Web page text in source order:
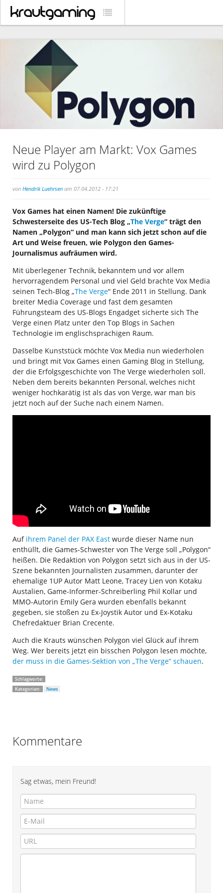
Neue Player am Markt: Vox Games
wird zu Polygon
von Hendrik Luehrsen am 07.04.2012 - 17:21
Vox Games hat einen Namen! Die zukünftige
Schwesterseite des US-Tech Blog „The Verge“ trägt den
Namen „Polygon“ und man kann sich jetzt schon auf die
Art und Weise freuen, wie Polygon den Games-
Journalismus aufräumen wird.
Mit überlegener Technik, bekanntem und vor allem
hervorragendem Personal und viel Geld brachte Vox Media
seinen Tech-Blog „The Verge“ Ende 2011 in Stellung. Dank
breiter Media Coverage und fast dem gesamten
Führungsteam des US-Blogs Engadget sicherte sich The
Verge einen Platz unter den Top Blogs in Sachen
Technologie im englischsprachigen Raum.
Dasselbe Kunststück möchte Vox Media nun wiederholen
und bringt mit Vox Games einen Gaming Blog in Stellung,
der die Erfolgsgeschichte von The Verge wiederholen soll.
Neben dem bereits bekannten Personal, welches nicht
weniger hochkarätig ist als das von Verge, war man bis
jetzt noch auf der Suche nach einem Namen.
Auf ihrem Panel der PAX East wurde dieser Name nun
enthüllt, die Games-Schwester von The Verge soll „Polygon“
heißen. Die Redaktion von Polygon setzt sich aus in der US-
Szene bekannten Journalisten zusammen, darunter der
ehemalige 1UP Autor Matt Leone, Tracey Lien von Kotaku
Austalien, Game-Informer-Schreiberling Phil Kollar und
MMO-Autorin Emily Gera wurden ebenfalls bekannt
gegeben, sie stoßen zu Ex-Joystik Autor und Ex-Kotaku
Chefredaktuer Brian Crecente.
Auch die Krauts wünschen Polygon viel Glück auf ihrem
Weg. Wer bereits jetzt ein bisschen Polygon lesen möchte,
der muss in die Games-Sektion von „The Verge“ schauen.
Schlagworte:
Kategorien:
News
Kommentare
Sag etwas, mein Freund!